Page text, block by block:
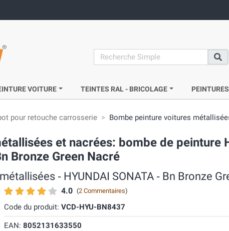
search
VOITURE TEINTES RAL - BRICOLAGE
pour retouche carrosserie Bombe peinture voitures
et nacrées: bombe de peinture
Bronze Green Nacré
‐ HYUNDAI SONATA ‐ Bn Bronze
4.0 (2 Commentaires)
Code du produit: VCD-HYU-BN8437
EAN: 8052131633550